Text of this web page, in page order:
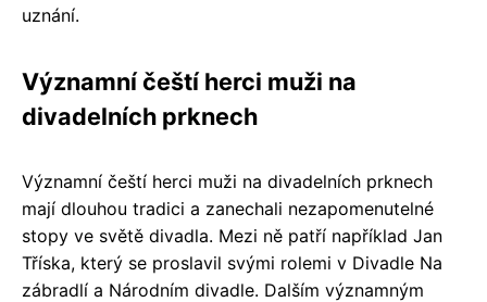
uznání.
Významní čeští herci muži na
divadelních prknech
Významní čeští herci muži na divadelních prknech
mají dlouhou tradici a zanechali nezapomenutelné
stopy ve světě divadla. Mezi ně patří například Jan
Tříska, který se proslavil svými rolemi v Divadle Na
zábradlí a Národním divadle. Dalším významným